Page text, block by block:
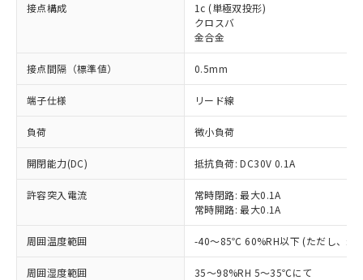
接点構成
1c (単極双投形)
クロスバ
金合金
接点間隔（標準値） 0.5mm
端子仕様 リード線
負荷 微小負荷
開閉能力(DC) 抵抗負荷: DC30V 0.1A
許容突入電流
常時閉路: 最大0.1A
常時開路: 最大0.1A
周囲温度範囲 -40～85℃ 60%RH以下 (ただし、氷
周囲湿度範囲 35～98%RH 5～35℃にて